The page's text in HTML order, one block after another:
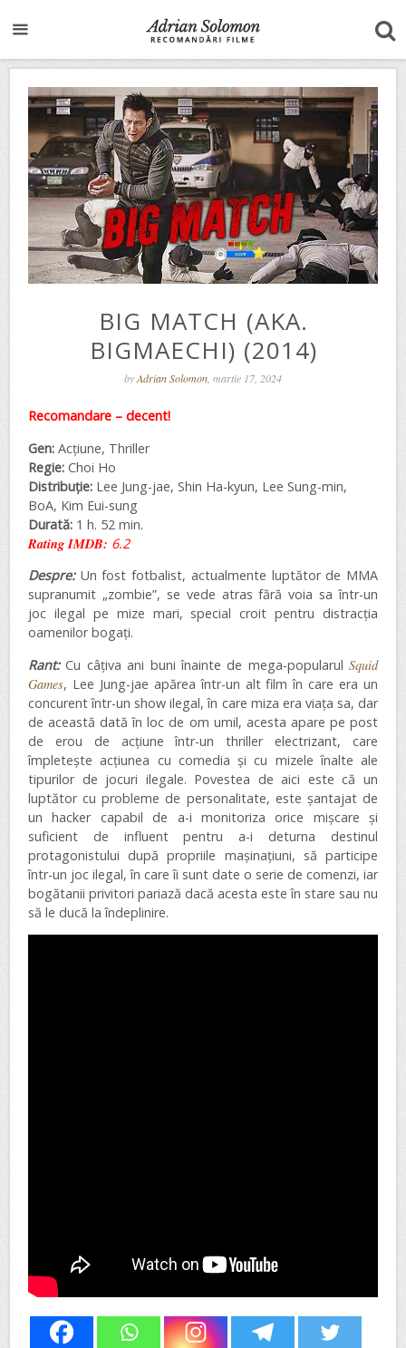
BIG MATCH (AKA.
BIGMAECHI) (2014)
byAdrian Solomon, martie 17, 2024
Recomandare – decent!
Gen: Acțiune, Thriller
Regie: Choi Ho
Distribuție: Lee Jung-jae, Shin Ha-kyun, Lee Sung-min,
BoA, Kim Eui-sung
Durată: 1 h. 52 min.
Rating IMDB: 6.2
Despre:Un fost fotbalist, actualmente luptător de MMA
supranumit „zombie”, se vede atras fără voia sa într-un
joc ilegal pe mize mari, special croit pentru distracția
oamenilor bogați.
Rant:Cu câțiva ani buni înainte de mega-popularul Squid
Games, Lee Jung-jae apărea într-un alt film în care era un
concurent într-un show ilegal, în care miza era viața sa, dar
de această dată în loc de om umil, acesta apare pe post
de erou de acțiune într-un thriller electrizant, care
împletește acțiunea cu comedia și cu mizele înalte ale
tipurilor de jocuri ilegale. Povestea de aici este că un
luptător cu probleme de personalitate, este șantajat de
un hacker capabil de a-i monitoriza orice mișcare și
suficient de influent pentru a-i deturna destinul
protagonistului după propriile mașinațiuni, să participe
într-un joc ilegal, în care îi sunt date o serie de comenzi, iar
bogătanii privitori pariază dacă acesta este în stare sau nu
să le ducă la îndeplinire.